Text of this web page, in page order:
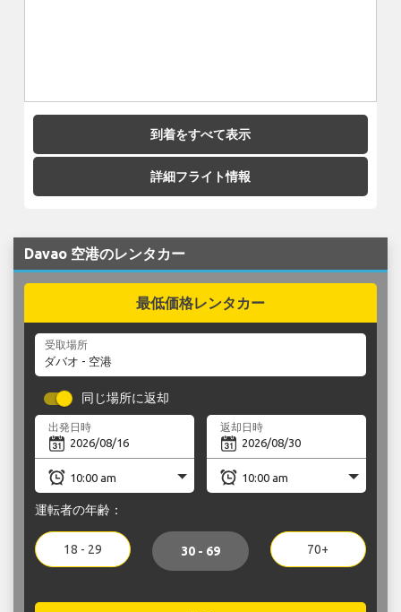
到着をすべて表示
詳細フライト情報
Davao 空港のレンタカー
最低価格レンタカー
受取場所
同じ場所に返却
出発日時 返却日時
運転者の年齢：
18 - 29 30 - 69 70+